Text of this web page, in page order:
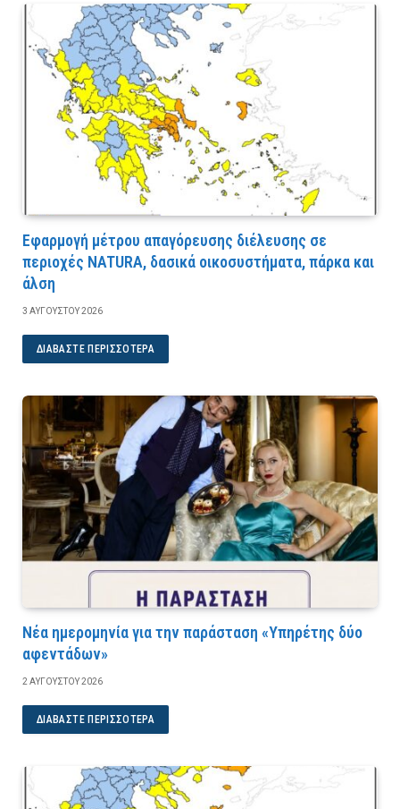
Εφαρμογή μέτρου απαγόρευσης διέλευσης σε
περιοχές NATURA, δασικά οικοσυστήματα, πάρκα και
άλση
3 ΑΥΓΟΎΣΤΟΥ 2026
ΔΙΑΒΆΣΤΕ ΠΕΡΙΣΣΌΤΕΡΑ
Νέα ημερομηνία για την παράσταση «Υπηρέτης δύο
αφεντάδων»
2 ΑΥΓΟΎΣΤΟΥ 2026
ΔΙΑΒΆΣΤΕ ΠΕΡΙΣΣΌΤΕΡΑ